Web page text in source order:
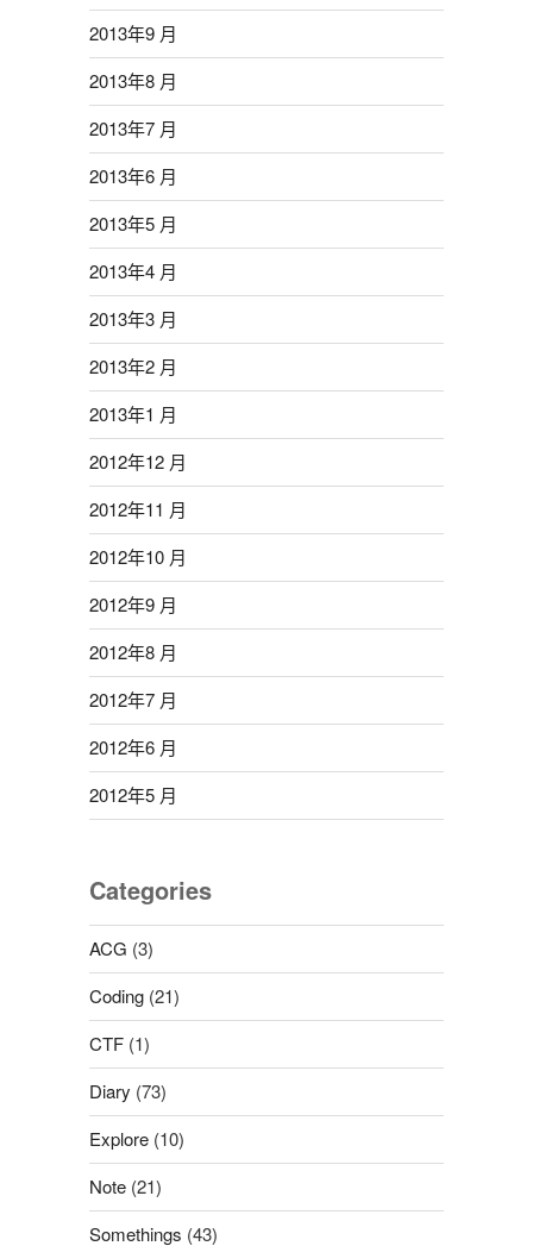
2013年9 月
2013年8 月
2013年7 月
2013年6 月
2013年5 月
2013年4 月
2013年3 月
2013年2 月
2013年1 月
2012年12 月
2012年11 月
2012年10 月
2012年9 月
2012年8 月
2012年7 月
2012年6 月
2012年5 月
Categories
ACG (3)
Coding(21)
CTF(1)
Diary (73)
Explore(10)
Note(21)
Somethings (43)